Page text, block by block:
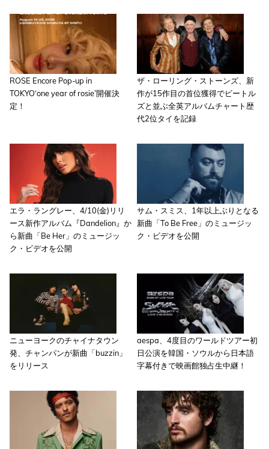
ROSE Encore Pop-up in
TOKYO‘one year of rosie’開催決
定！
ザ・ローリング・ストーンズ、新
作が15作目の首位獲得でビートル
ズと並ぶ全英アルバムチャート歴
代2位タイを記録
エラ・ラングレー、4/10(金)リリ
ース新作アルバム『Dandelion』か
ら新曲「Be Her」のミュージッ
ク・ビデオを公開
サム・スミス、1年以上ぶりとなる
新曲「To Be Free」のミュージッ
ク・ビデオを公開
ニューヨークのチャイナタウン
発、チャンパンが新曲「buzzin」
をリリース
aespa、4度目のワールドツアー初
日公演を韓国・ソウルから日本語
字幕付きで映画館独占生中継！